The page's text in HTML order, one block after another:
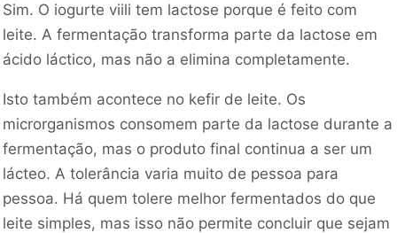
Sim. O iogurte viili tem lactose porque é feito com
leite. A fermentação transforma parte da lactose em
ácido láctico, mas não a elimina completamente.
Isto também acontece no kefir de leite. Os
microrganismos consomem parte da lactose durante a
fermentação, mas o produto final continua a ser um
lácteo. A tolerância varia muito de pessoa para
pessoa. Há quem tolere melhor fermentados do que
leite simples, mas isso não permite concluir que sejam